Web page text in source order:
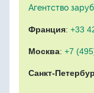
Агентство
Франция: +33
Москва: +7
Санкт-